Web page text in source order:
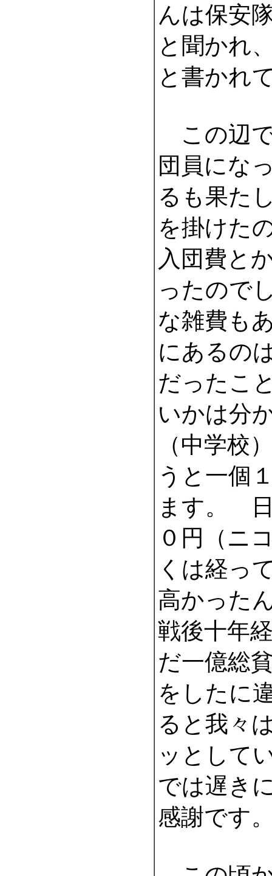
んは保安
と聞かれ
と書かれ
この辺
団員にな
るも果た
を掛けた
入団費と
ったの
な雑費も
にあるの
だったこ
いかは分
（中学校
うと一個
ます。
０円（ニ
くは経っ
高かった
戦後十年
だ一億総
をしたに
ると我々
ッとして
では遅き
感謝です